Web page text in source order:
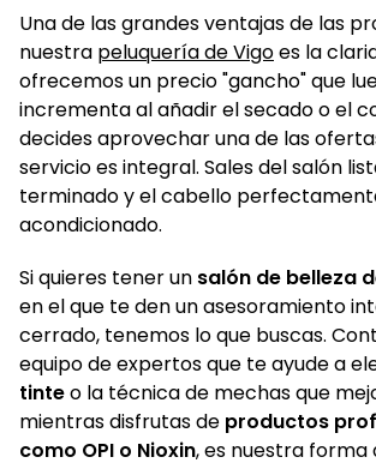
Una de las grandes ventajas de las
nuestra peluquería de Vigoes la
ofrecemos un precio "gancho" que
incrementa al añadir el secado o el
decides aprovechar una de las
servicio es integral. Sales del salón
terminado y el cabello
acondicionado.
Si quieres tener un salón de belleza
en el que te den un asesoramiento
cerrado, tenemos lo que buscas.
equipo de expertos que te ayude a
tinteo la técnica de mechas que
mientras disfrutas de productos
como OPI o Nioxin, es nuestra forma